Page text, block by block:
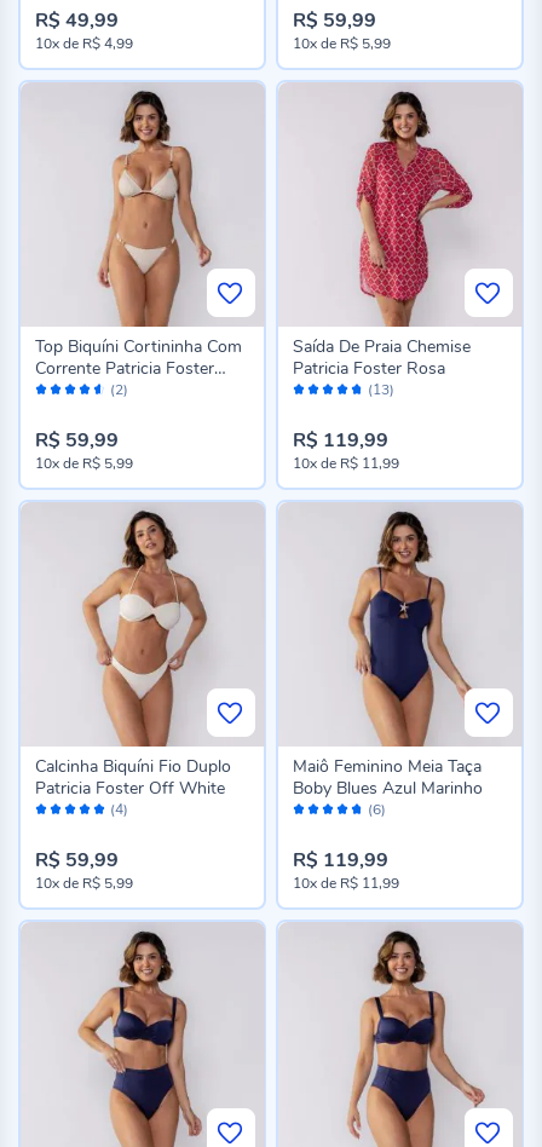
R$ 49,99
10xde R$ 4,99
R$ 59,99
10xde R$ 5,99
Avaliação: (2)
Top Biquíni Cortininha Com
Corrente Patricia Foster
Bege
R$ 59,99
10xde R$ 5,99
Avaliação: (13)
Saída De Praia Chemise
Patricia Foster Rosa
R$ 119,99
10xde R$ 11,99
Avaliação: (4)
Calcinha Biquíni Fio Duplo
Patricia Foster Off White
R$ 59,99
10xde R$ 5,99
Avaliação: (6)
Maiô Feminino Meia Taça
Boby Blues Azul Marinho
R$ 119,99
10xde R$ 11,99